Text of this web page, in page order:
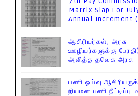
Matrix Slap For
Annual Increment
ஆசிரியர்கள், அரசு
ஊழியர்களுக்கு
அளித்த தவெக அரசு
பணி ஓய்வு
நியமன பணி நீட்டிப்பு